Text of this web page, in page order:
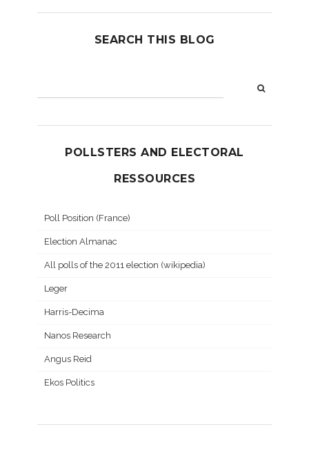
SEARCH THIS BLOG
POLLSTERS AND ELECTORAL
RESSOURCES
Poll Position (France)
Election Almanac
All polls of the 2011 election (wikipedia)
Leger
Harris-Decima
Nanos Research
Angus Reid
Ekos Politics